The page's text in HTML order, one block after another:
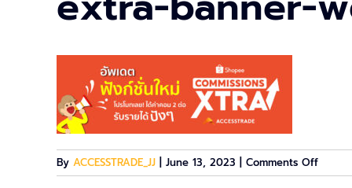
By ACCESSTRADE_JJ June 13, 2023 Comments Offon
extra-